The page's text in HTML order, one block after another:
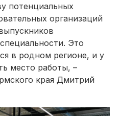
потенциальных
организаций
Это
в родном регионе, и у
место работы, –
края Дмит­рий